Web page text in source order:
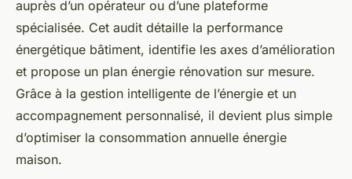
auprès d’un opérateur ou d’une plateforme
spécialisée. Cet audit détaille la performance
énergétique bâtiment, identifie les axes d’amélioration
et propose un plan énergie rénovation sur mesure.
Grâce à la gestion intelligente de l’énergie et un
accompagnement personnalisé, il devient plus simple
d’optimiser la consommation annuelle énergie
maison.